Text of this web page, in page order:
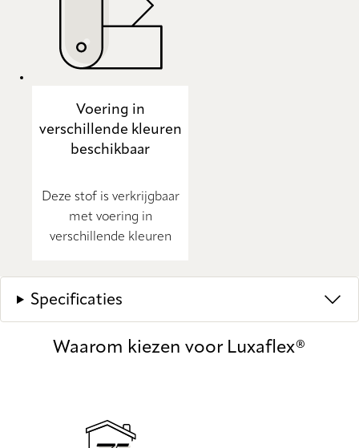
Voering in
verschillende kleuren
beschikbaar
Deze stof is verkrijgbaar
met voering in
verschillende kleuren
Specificaties
Waarom kiezen voor Luxaflex®